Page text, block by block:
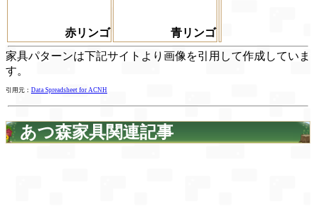
赤リンゴ
青リンゴ
家具パターンは下記サイトより画像を引用して作成していま
す。
引用元： Data Spreadsheet for ACNH
あつ森家具関連記事